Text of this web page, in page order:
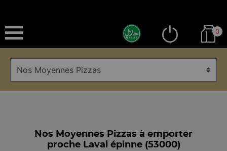
0
Nos Moyennes Pizzas à emporter
proche Laval épinne (53000)